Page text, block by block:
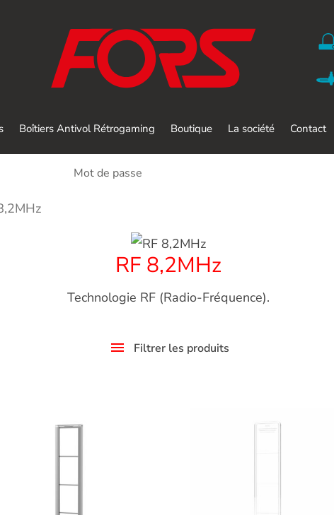
Boîtiers Antivol Rétrogaming Boutique La société Contact
RF 8,2MHz
Technologie RF (Radio-Fréquence).
Filtrer les produits